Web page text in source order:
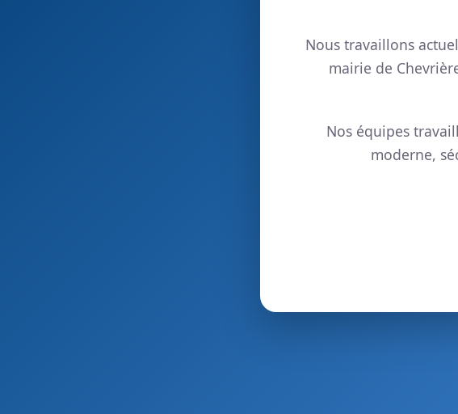
Nous travaillons
mairie de
Nos équipes
moderne,